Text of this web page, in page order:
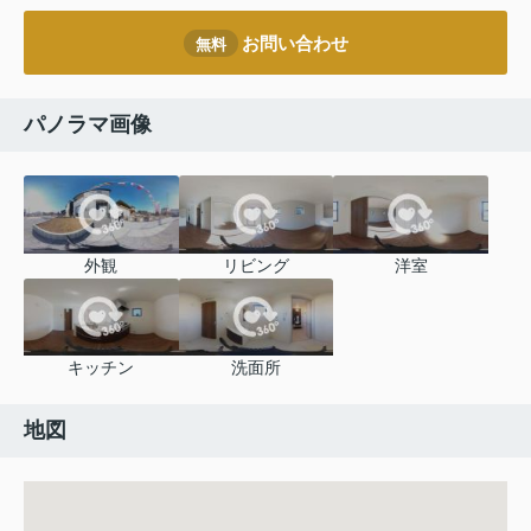
無料 お問い合わせ
パノラマ画像
外観 リビング 洋室
キッチン 洗面所
地図